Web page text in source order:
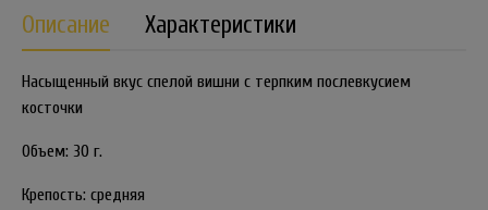
Описание Характеристики
Насыщенный вкус спелой вишни с терпким послевкусием
косточки
Объем: 30 г.
Крепость: средняя